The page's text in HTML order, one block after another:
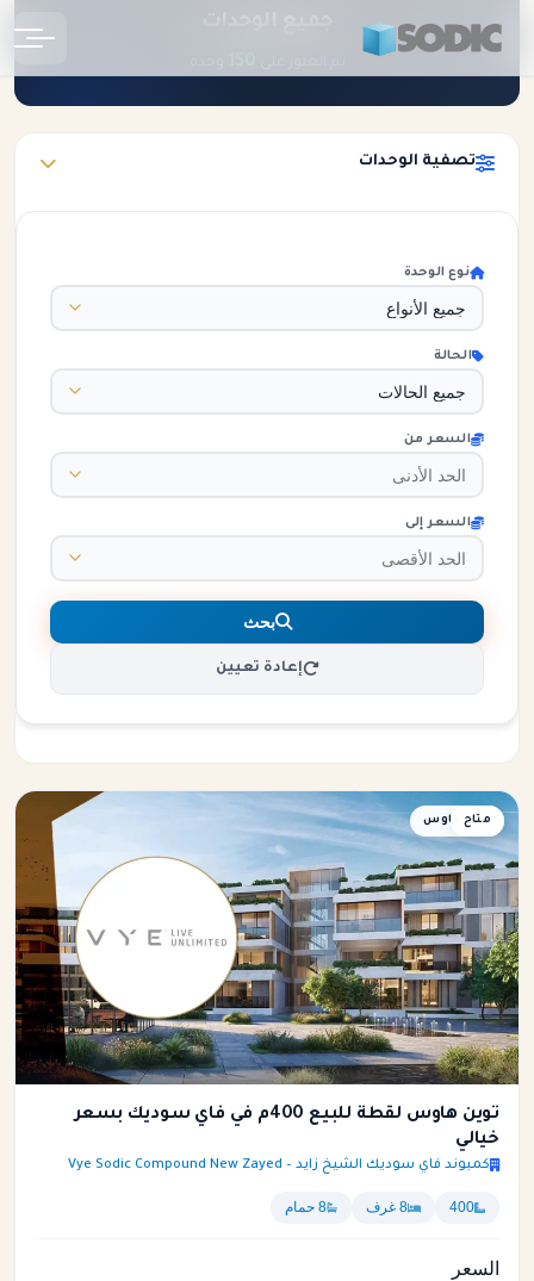
الرئيسية الوحدات
تصفية الوحدات
نوع الوحدة
الحالة
السعر من
السعر إلى
بحث
إعادة تعيين
توين هاوس
متاح
توين هاوس لقطة للبيع 400م في فاي سوديك بسعر
خيالي
كمبوند فاي سوديك الشيخ زايد – Vye Sodic Compound New Zayed
400 8 غرف 8 حمام
السعر